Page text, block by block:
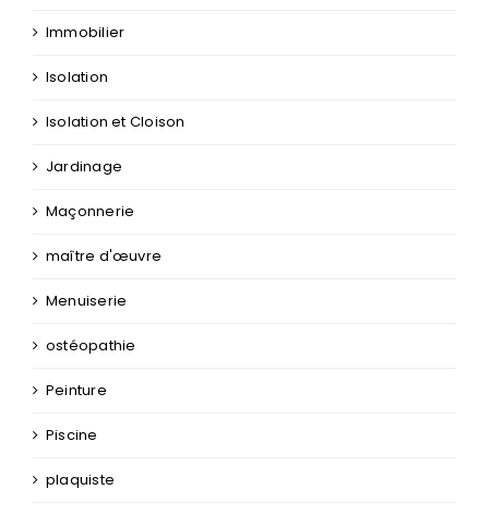
Immobilier
Isolation
Isolation et Cloison
Jardinage
Maçonnerie
maître d'œuvre
Menuiserie
ostéopathie
Peinture
Piscine
plaquiste